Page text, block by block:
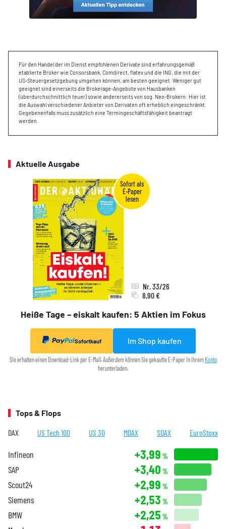
Für den Handel der im Dienst empfohlenen Derivate sind erfahrungsgemäß
etablierte Broker wie Consorsbank, Comdirect, flatex und die ING, die mit der
US-Steuergesetzgebung umgehen können, am besten geeignet. Weniger gut
geeignet sind einerseits die Brokerage-Angebote von Hausbanken
(überdurchschnittlich teuer) sowie andererseits von sog. Neo-Brokern: Hier ist
die Auswahl verschiedener Anbieter von Derivaten oft erheblich eingeschränkt.
Gegebenenfalls muss zusätzlich eine Termingeschäftsfähigkeit beantragt
werden.
Aktuelle Ausgabe
Heiße Tage – eiskalt kaufen: 5 Aktien im Fokus
Nr. 33/26
8,90 €
Sofortkauf Im Shop kaufen
Sie erhalten einen Download-Link per E-Mail. Außerdem können Sie gekaufte E-Paper in Ihrem Konto
herunterladen.
Tops & Flops
DAX US Tech 100 US 30 MDAX SDAX EuroStoxx
Infineon +3,99 %
SAP +3,40 %
Scout24 +2,99 %
Siemens +2,53 %
BMW +2,25 %